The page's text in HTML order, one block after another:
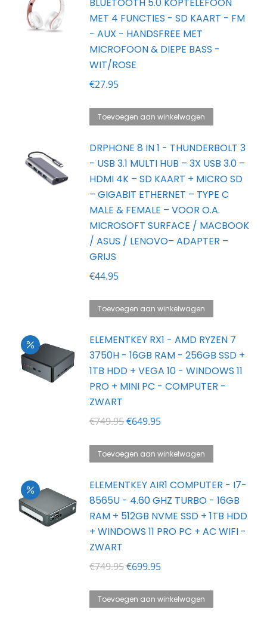
MET 4 FUNCTIES - SD KAART - FM
- AUX - HANDSFREE MET
MICROFOON & DIEPE BASS -
WIT/ROSE
€27.95
Toevoegen aan winkelwagen
DRPHONE 8 IN 1 - THUNDERBOLT 3
- USB 3.1 MULTI HUB – 3X USB 3.0 –
HDMI 4K – SD KAART + MICRO SD
– GIGABIT ETHERNET – TYPE C
MALE & FEMALE – VOOR O.A.
MICROSOFT SURFACE / MACBOOK
/ ASUS / LENOVO– ADAPTER –
GRIJS
€44.95
Toevoegen aan winkelwagen
ELEMENTKEY RX1 - AMD RYZEN 7
3750H - 16GB RAM - 256GB SSD +
1TB HDD + VEGA 10 - WINDOWS 11
PRO + MINI PC - COMPUTER -
ZWART
€749.95Oorspronkelijke
was:
€649.95Huidige
is:
Toevoegen aan winkelwagen
ELEMENTKEY AIR1 COMPUTER - I7-
8565U - 4.60 GHZ TURBO - 16GB
RAM + 512GB NVME SSD + 1TB HDD
+ WINDOWS 11 PRO PC + AC WIFI -
ZWART
€749.95Oorspronkelijke
was:
€699.95Huidige
is:
Toevoegen aan winkelwagen